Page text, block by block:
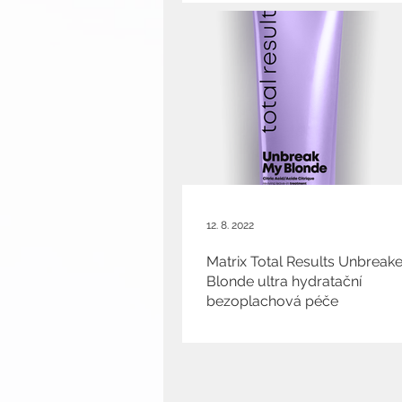
Matrix Total Results Unbreake
Blonde ultra hydratační
bezoplachová péče
12. 8. 2022